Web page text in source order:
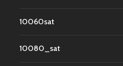
10060sat
10080_sat